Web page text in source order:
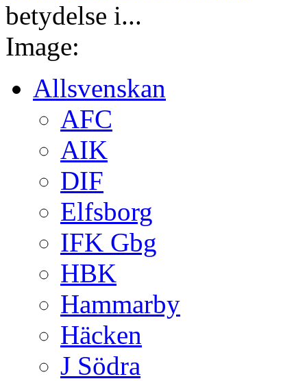
betydelse i...
Image:
Allsvenskan
AFC
AIK
DIF
Elfsborg
IFK Gbg
HBK
Hammarby
Häcken
J Södra